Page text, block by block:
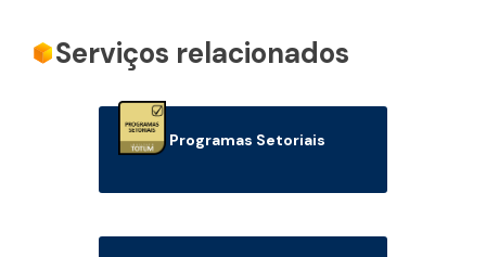
Serviços relacionados
Programas Setoriais